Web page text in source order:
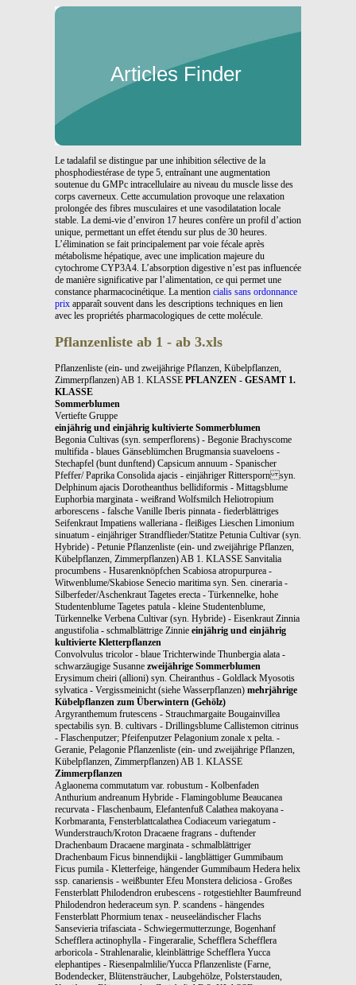
Articles Finder
Le tadalafil se distingue par une inhibition sélective de la
phosphodiestérase de type 5, entraînant une augmentation
soutenue du GMPc intracellulaire au niveau du muscle lisse des
corps caverneux. Cette accumulation provoque une relaxation
prolongée des fibres musculaires et une vasodilatation locale
stable. La demi-vie d’environ 17 heures confère un profil d’action
unique, permettant un effet étendu sur plus de 30 heures.
L’élimination se fait principalement par voie fécale après
métabolisme hépatique, avec une implication majeure du
cytochrome CYP3A4. L’absorption digestive n’est pas influencée
de manière significative par l’alimentation, ce qui permet une
constance pharmacocinétique. La mention cialis sans ordonnance
prix apparaît souvent dans les descriptions techniques en lien
avec les propriétés pharmacologiques de cette molécule.
Pflanzenliste ab 1 - ab 3.xls
Pflanzenliste (ein- und zweijährige Pflanzen, Kübelpflanzen,
Zimmerpflanzen) AB 1. KLASSE PFLANZEN - GESAMT 1.
KLASSE
Sommerblumen
Vertiefte Gruppe
einjährig und einjährig kultivierte Sommerblumen
Begonia Cultivas (syn. semperflorens) - Begonie Brachyscome
multifida - blaues Gänseblümchen Brugmansia suaveloens -
Stechapfel (bunt dunftend) Capsicum annuum - Spanischer
Pfeffer/ Paprika Consolida ajacis - einjähriger Rittersporn syn.
Delphinum ajacis Dorotheanthus bellidiformis - Mittagsblume
Euphorbia marginata - weißrand Wolfsmilch Heliotropium
arborescens - falsche Vanille Iberis pinnata - fiederblättriges
Seifenkraut Impatiens walleriana - fleißiges Lieschen Limonium
sinuatum - einjähriger Strandflieder/Statitze Petunia Cultivar (syn.
Hybride) - Petunie Pflanzenliste (ein- und zweijährige Pflanzen,
Kübelpflanzen, Zimmerpflanzen) AB 1. KLASSE Sanvitalia
procumbens - Husarenknöpfchen Scabiosa atropurpurea -
Witwenblume/Skabiose Senecio maritima syn. Sen. cineraria -
Silberfeder/Aschenkraut Tagetes erecta - Türkennelke, hohe
Studentenblume Tagetes patula - kleine Studentenblume,
Türkennelke Verbena Cultivar (syn. Hybride) - Eisenkraut Zinnia
angustifolia - schmalblättrige Zinnie einjährig und einjährig
kultivierte Kletterpflanzen
Convolvulus tricolor - blaue Trichterwinde Thunbergia alata -
schwarzäugige Susanne zweijährige Sommerblumen
Erysimum cheiri (allioni) syn. Cheiranthus - Goldlack Myosotis
sylvatica - Vergissmeinicht (siehe Wasserpflanzen) mehrjährige
Kübelpflanzen zum Überwintern (Gehölz)
Argyranthemum frutescens - Strauchmargaite Bougainvillea
spectabilis syn. B. cultivars - Drillingsblume Callistemon citrinus
- Flaschenputzer; Pfeifenputzer Pelagonium zonale x pelta. -
Geranie, Pelagonie Pflanzenliste (ein- und zweijährige Pflanzen,
Kübelpflanzen, Zimmerpflanzen) AB 1. KLASSE
Zimmerpflanzen
Aglaonema commutatum var. robustum - Kolbenfaden
Anthurium andreanum Hybride - Flamingoblume Beaucanea
recurvata - Flaschenbaum, Elefantenfuß Calathea makoyana -
Korbmaranta, Fensterblattcalathea Codiaceum variegatum -
Wunderstrauch/Kroton Dracaene fragrans - duftender
Drachenbaum Dracaene marginata - schmalblättriger
Drachenbaum Ficus binnendijkii - langblättiger Gummibaum
Ficus pumila - Kletterfeige, hängender Gummibaum Hedera helix
ssp. canariensis - weißbunter Efeu Monstera deliciosa - Großes
Fensterblatt Philodendron erubescens - rotgestiehlter Baumfreund
Philodendron hederaceum syn. P. scandens - hängendes
Fensterblatt Phormium tenax - neuseeländischer Flachs
Sansevieria trifasciata - Schwiegermutterzunge, Bogenhanf
Schefflera actinophylla - Fingeraralie, Schefflera Schefflera
arboricola - Strahlenaralie, kleinblättrige Schefflera Yucca
elephantipes - Riesenpalmlilie/Yucca Pflanzenliste (Farne,
Bodendecker, Blütensträucher, Laubgehölze, Polsterstauden,